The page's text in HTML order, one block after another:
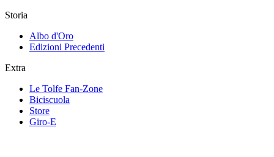
Storia
Albo d'Oro
Edizioni Precedenti
Extra
Le Tolfe Fan-Zone
Biciscuola
Store
Giro-E